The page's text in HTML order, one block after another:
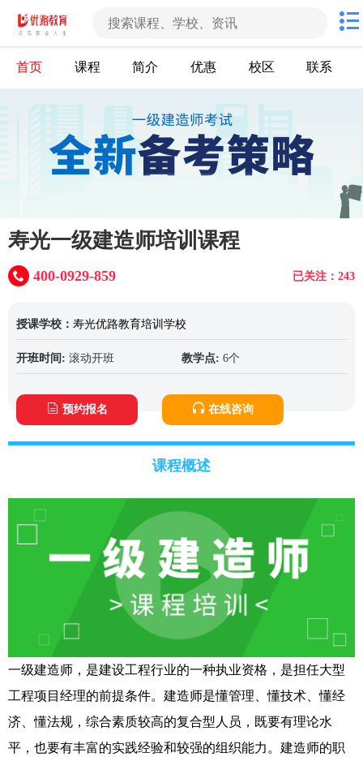
首页 课程 简介 优惠 校区 联系
寿光一级建造师培训课程
已关注：243
400-0929-859
授课学校： 寿光优路教育培训学校
开班时间: 滚动开班 教学点: 6个
预约报名 在线咨询
课程概述
一级建造师，是建设工程行业的一种执业资格，是担任大型
工程项目经理的前提条件。建造师是懂管理、懂技术、懂经
济、懂法规，综合素质较高的复合型人员，既要有理论水
平，也要有丰富的实践经验和较强的组织能力。建造师的职